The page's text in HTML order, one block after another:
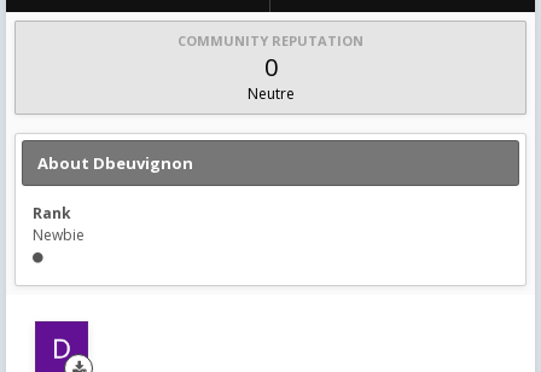
COMMUNITY REPUTATION
0
Neutre
About Dbeuvignon
Rank
Newbie